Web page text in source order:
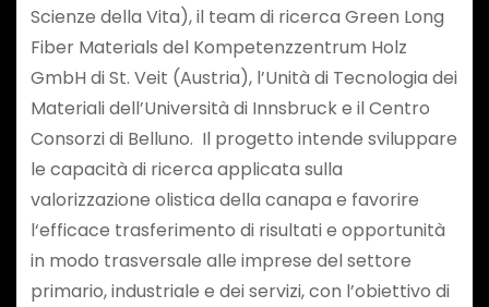
Scienze della Vita), il team di ricerca Green Long
Fiber Materials del Kompetenzzentrum Holz
GmbH di St. Veit (Austria), l’Unità di Tecnologia dei
Materiali dell’Università di Innsbruck e il Centro
Consorzi di Belluno. Il progetto intende sviluppare
le capacità di ricerca applicata sulla
valorizzazione olistica della canapa e favorire
l‘efficace trasferimento di risultati e opportunità
in modo trasversale alle imprese del settore
primario, industriale e dei servizi, con l’obiettivo di